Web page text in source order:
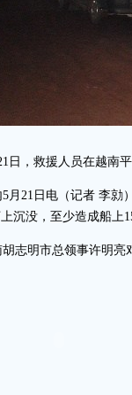
日，救援人员在越南
21日电（记者 李勍
沉没，至少造成船上
志明市总领事许明亮